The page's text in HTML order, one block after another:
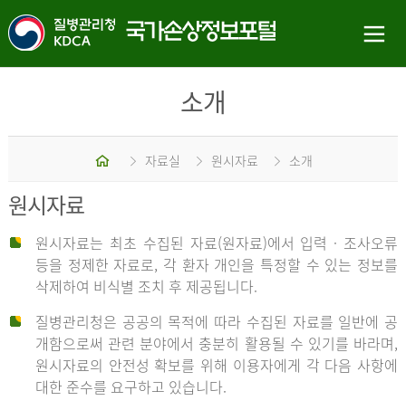
소개
홈 자료실 원시자료 소개
원시자료
원시자료는 최초 수집된 자료(원자료)에서 입력 · 조사오류
등을 정제한 자료로, 각 환자 개인을 특정할 수 있는 정보를
삭제하여 비식별 조치 후 제공됩니다.
질병관리청은 공공의 목적에 따라 수집된 자료를 일반에 공
개함으로써 관련 분야에서 충분히 활용될 수 있기를 바라며,
원시자료의 안전성 확보를 위해 이용자에게 각 다음 사항에
대한 준수를 요구하고 있습니다.